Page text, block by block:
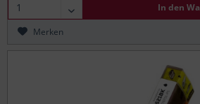
In den
Merken